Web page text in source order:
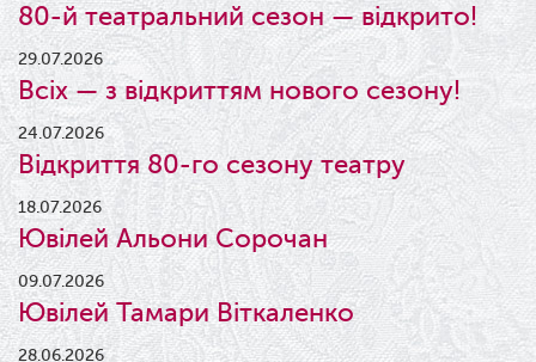
80-й театральний сезон — відкрито!
29.07.2026
Всіх — з відкриттям нового сезону!
24.07.2026
Відкриття 80-го сезону театру
18.07.2026
Ювілей Альони Сорочан
09.07.2026
Ювілей Тамари Віткаленко
28.06.2026